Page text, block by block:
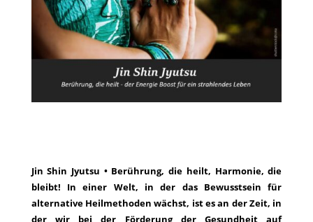
Jin Shin Jyutsu • Berührung, die heilt, Harmonie, die
bleibt! In einer Welt, in der das Bewusstsein für
alternative Heilmethoden wächst, ist es an der Zeit, in
der wir bei der Förderung der Gesundheit auf